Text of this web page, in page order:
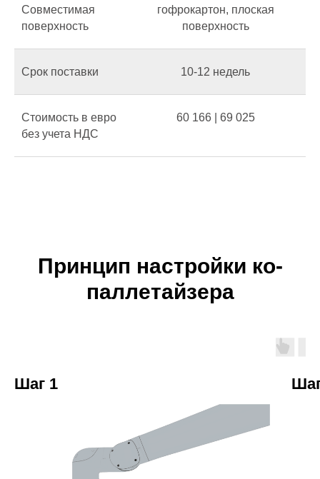
Совместимая
поверхность
гофрокартон, плоская
поверхность
Срок поставки 10-12 недель
Стоимость в евро
без учета НДС
60 166 | 69 025
Принцип настройки ко-
паллетайзера
Шаг 1